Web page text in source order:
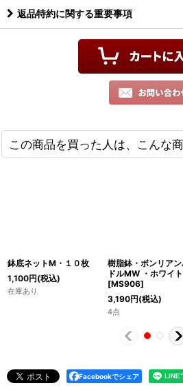
返品特約に関する重要事項
この商品を買った人は、こんな
鉢底ネットM・１０枚
1,100円(税込)
在庫あり
樹脂鉢・ボンリア
ドルMW ・ホワイト
[MS906]
3,190円(税込)
4点
Facebookでシェア